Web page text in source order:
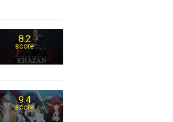
8.2
score
9.4
score